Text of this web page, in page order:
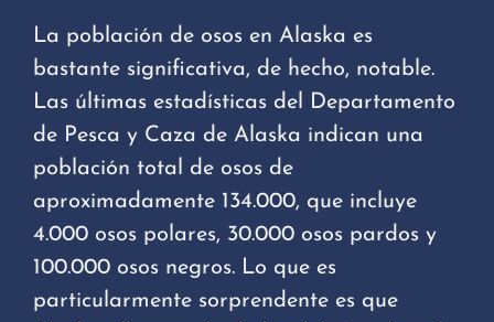
La población de osos en Alaska es
bastante significativa, de hecho, notable.
Las últimas estadísticas del Departamento
de Pesca y Caza de Alaska indican una
población total de osos de
aproximadamente 134.000, que incluye
4.000 osos polares, 30.000 osos pardos y
100.000 osos negros. Lo que es
particularmente sorprendente es que